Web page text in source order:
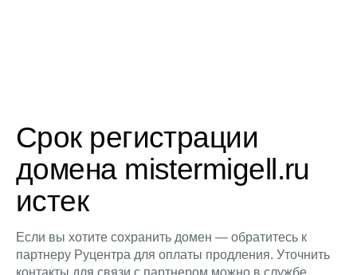
Срок регистрации
домена mistermigell.ru
истек
Если вы хотите сохранить домен — обратитесь к
партнеру Руцентра для оплаты продления. Уточнить
контакты для связи с партнером можно в службе